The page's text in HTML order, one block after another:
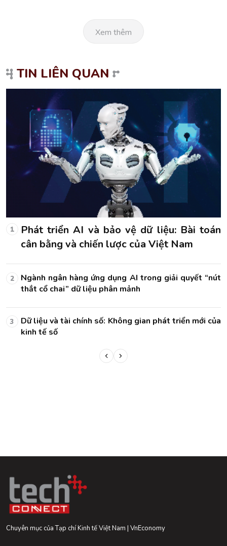
Xem thêm
TIN LIÊN QUAN
1
Phát triển AI và bảo vệ dữ liệu: Bài toán
cân bằng và chiến lược của Việt Nam
2
Ngành ngân hàng ứng dụng AI trong giải quyết “nút
thắt cổ chai” dữ liệu phân mảnh
3
Dữ liệu và tài chính số: Không gian phát triển mới của
kinh tế số
Chuyên mục của Tạp chí Kinh tế Việt Nam | VnEconomy